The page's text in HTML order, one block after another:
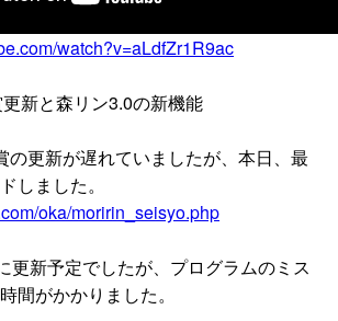
watch?v=aLdfZr1R9ac
新と森リン3.0の新機能
更新が遅れていましたが、本日、最
しました。
oka/moririn_seisyo.php
更新予定でしたが、プログラムのミス
間がかかりました。